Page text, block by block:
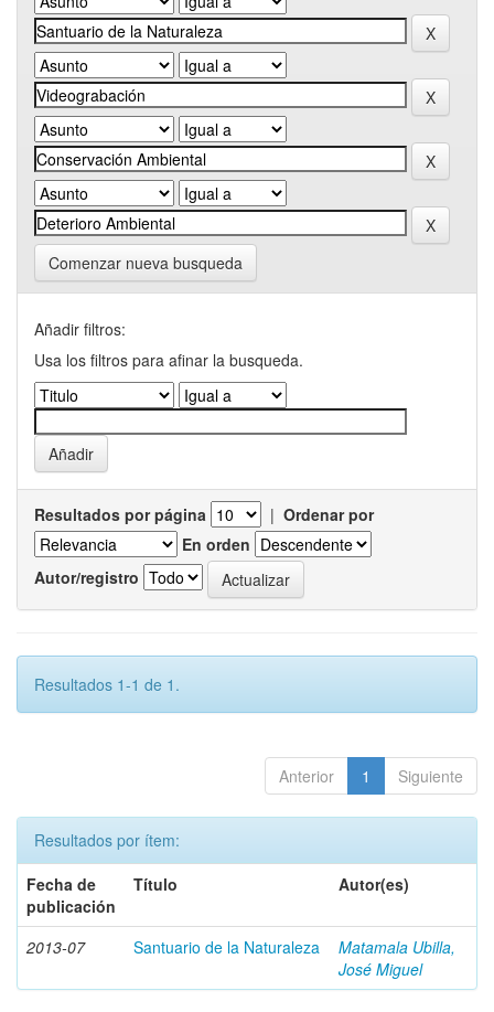
Comenzar nueva busqueda
Añadir filtros:
Usa los filtros para afinar la busqueda.
Resultados por página | Ordenar por
En orden
Autor/registro
Resultados 1-1 de 1.
Anterior 1 Siguiente
Resultados por ítem:
Fecha de
publicación
Título Autor(es)
2013-07 Santuario de la Naturaleza
Matamala Ubilla,
José Miguel